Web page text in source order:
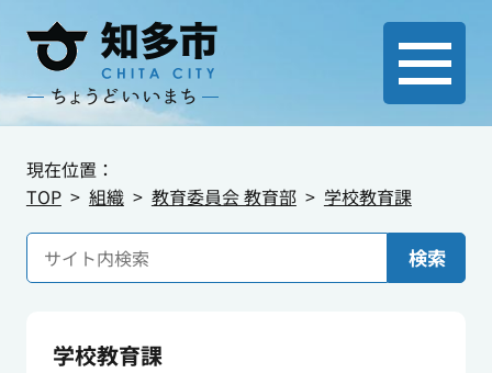
現在位置：
TOP
組織 教育委員会 教育部 学校教育課
検索
学校教育課